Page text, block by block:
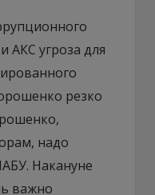
АКС угроза для
резко
надо
Накануне
важно